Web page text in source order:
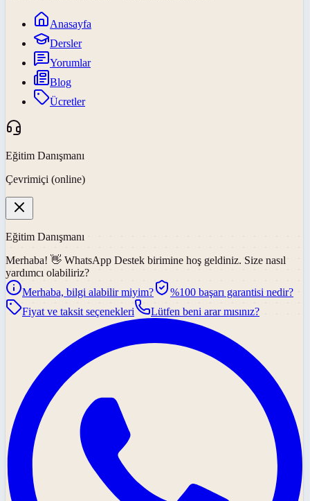
Anasayfa
Dersler
Yorumlar
Blog
Ücretler
Eğitim Danışmanı
Çevrimiçi (online)
Eğitim Danışmanı
Merhaba! 👋 WhatsApp Destek birimine hoş geldiniz. Size nasıl
yardımcı olabiliriz?
Merhaba, bilgi alabilir miyim?
%100 başarı garantisi nedir?
Fiyat ve taksit seçenekleri
Lütfen beni arar mısınız?